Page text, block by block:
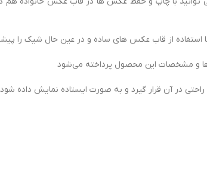
استفاده از قاب عکس های ساده و در عین حال شیک را
و مشخصات این محصول پرداخته می‌شود